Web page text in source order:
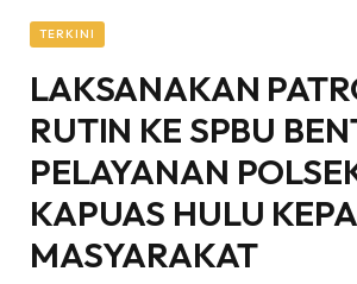
TERKINI
LAKSANAKAN
RUTIN KE SPBU
PELAYANAN
KAPUAS HULU
MASYARAKAT